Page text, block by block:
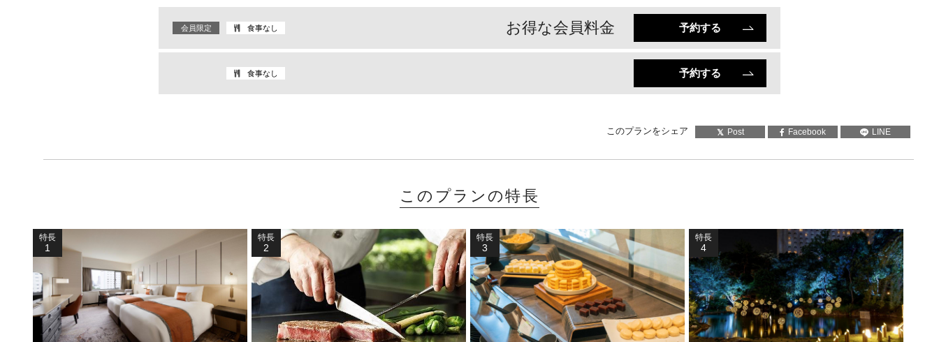
会員限定 食事なし お得な会員料金 予約する
食事なし 予約する
このプランをシェア Post Facebook LINE
このプランの特長
特長
1
特長
2
特長
3
特長
4